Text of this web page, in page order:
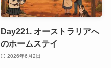
Day221. オーストラリアへ
のホームステイ
2026年6月2日